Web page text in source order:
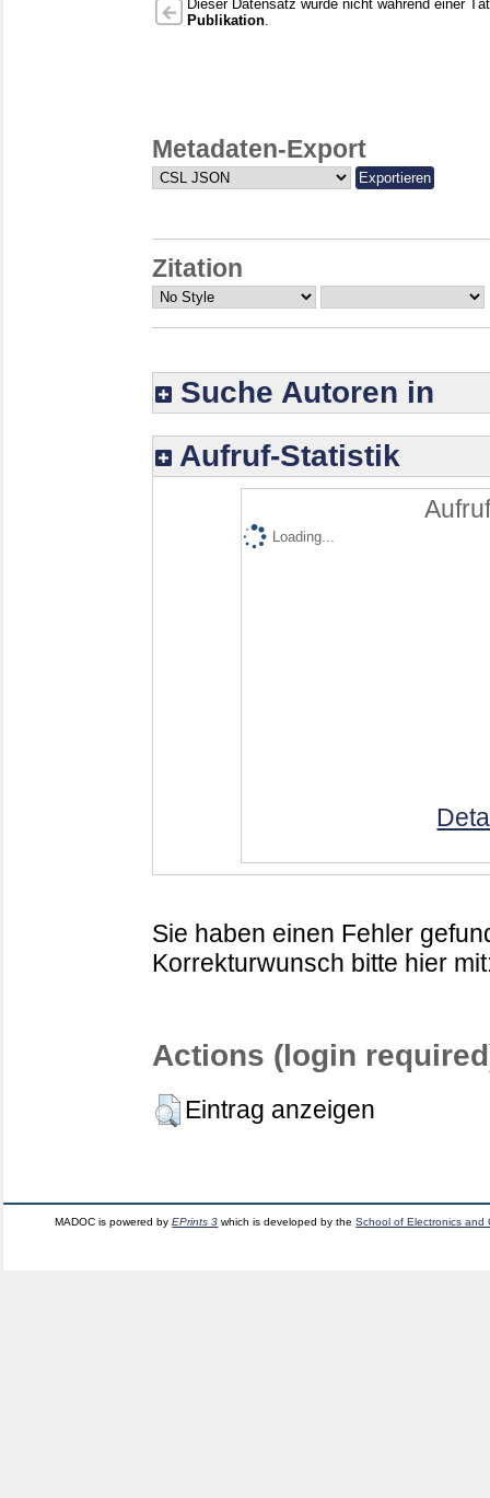
Dieser Datensatz wurde nicht während einer
Publikation
Metadaten-Export
Zitation
Suche Autoren in
Aufruf-Statistik
Loading...
Sie haben einen Fehler
Korrekturwunsch bitte hier
Actions (login
Eintrag anzeigen
MADOC is powered byEPrints 3 which is developed by theSchool of Electronics and